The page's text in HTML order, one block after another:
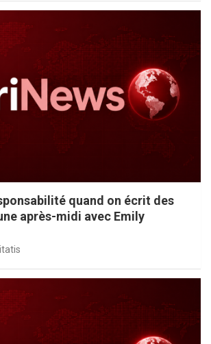
quand on écrit des
après-midi avec Emily